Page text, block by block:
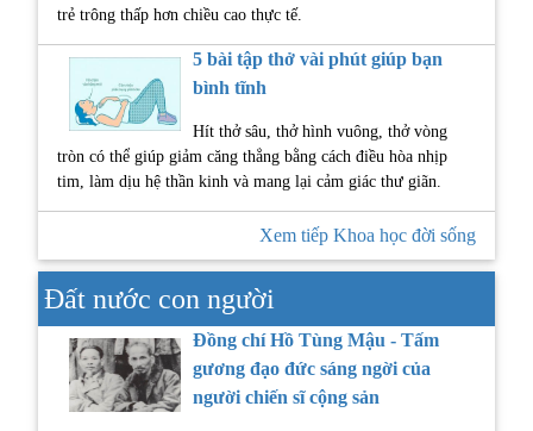
trẻ trông thấp hơn chiều cao thực tế.
5 bài tập thở vài phút giúp bạn
bình tĩnh
Hít thở sâu, thở hình vuông, thở vòng
tròn có thể giúp giảm căng thẳng bằng cách điều hòa nhịp
tim, làm dịu hệ thần kinh và mang lại cảm giác thư giãn.
Xem tiếp Khoa học đời sống
Đất nước con người
Đồng chí Hồ Tùng Mậu - Tấm
gương đạo đức sáng ngời của
người chiến sĩ cộng sản